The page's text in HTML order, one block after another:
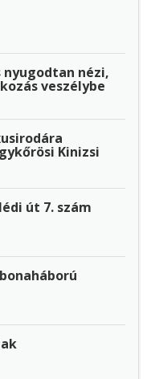
nyugodtan nézi,
veszélybe
Kinizsi
út 7. szám